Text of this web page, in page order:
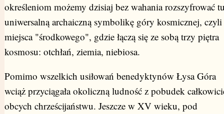
określeniom możemy dzisiaj bez wahania rozszyfrować
uniwersalną archaiczną symbolikę góry kosmicznej, czyli
miejsca "środkowego", gdzie łączą się ze sobą trzy piętra
kosmosu: otchłań, ziemia, niebiosa.
Pomimo wszelkich usiłowań benedyktynów Łysa Góra
wciąż przyciągała okoliczną ludność z pobudek
obcych chrześcijaństwu. Jeszcze w XV wieku, pod